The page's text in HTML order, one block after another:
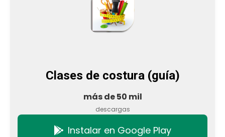
Clases de costura (guía)
más de 50 mil
descargas
Instalar en Google Play